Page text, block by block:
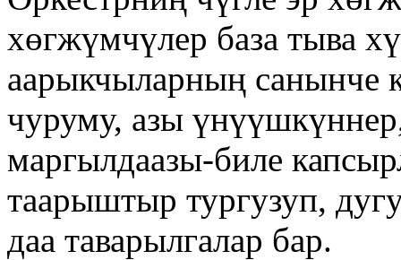
хөгжүмчүлер база тыва
аарыкчыларның
чуруму, азы
маргылдаазы-биле
таарыштыр тургузуп,
даа таварылгалар бар.